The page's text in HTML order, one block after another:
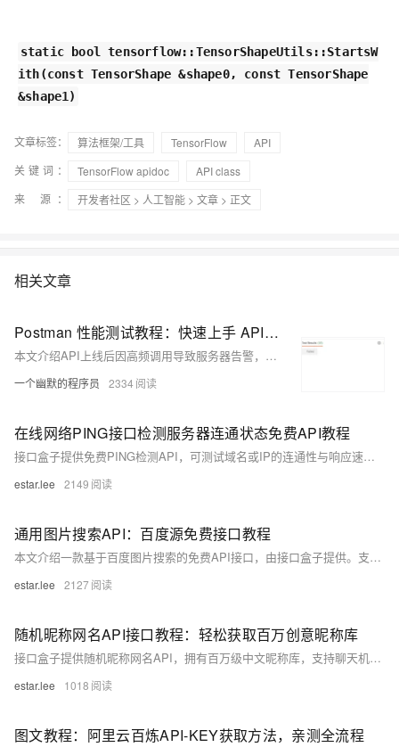
static bool tensorflow::TensorShapeUtils::StartsW
ith(const TensorShape &shape0, const TensorShape
&shape1)
文章标签： 算法框架/工具 TensorFlow
API
关键词：
TensorFlow apidoc
API class
来 源：
开发者社区 > 人工智能 > 文章 > 正文
相关文章
Postman 性能测试教程：快速上手 API 压测
本文介绍API上线后因高频调用导致服务器告警，通过Postman与Apifox进行压力测试排查性能瓶颈。对比两款工具在批量请求、断言验证、可视化报告等方面的优劣，探讨API性能优化策略及行业未来发展方向。
一个幽默的程序员 2334
在线网络PING接口检测服务器连通状态免费API教程
接口盒子提供免费PING检测API，可测试域名或IP的连通性与响应速度，支持指定地域节点，适用于服务器运维和网络监控。
estar.lee 2149
通用图片搜索API：百度源免费接口教程
本文介绍一款基于百度图片搜索的免费API接口，由接口盒子提供。支持关键词搜索，具备详细请求与返回参数说明，并提供PHP及Python调用示例。开发者可快速集成实现图片搜索功能，适用于内容聚合、素材库建设等场景。
estar.lee 2127
随机昵称网名API接口教程：轻松获取百万创意昵称库
接口盒子提供随机昵称网名API，拥有百万级中文昵称库，支持聊天机器人、游戏角色等场景的昵称生成。提供详细调用指南及多语言示例代码，助力开发者高效集成。
estar.lee 1018
图文教程：阿里云百炼API-KEY获取方法，亲测全流程